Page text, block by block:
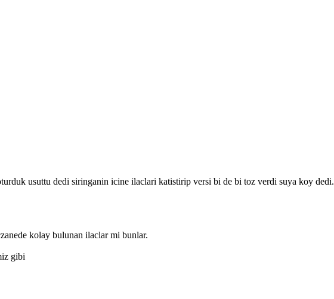
usuttu dedi siringanin icine ilaclari katistirip versi bi de bi toz verdi suya koy dedi.
kolay bulunan ilaclar mi bunlar.
gibi